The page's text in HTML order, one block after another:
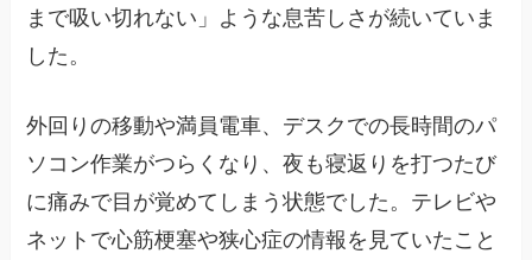
まで吸い切れない」ような息苦しさが続いていま
した。
外回りの移動や満員電車、デスクでの長時間のパ
ソコン作業がつらくなり、夜も寝返りを打つたび
に痛みで目が覚めてしまう状態でした。テレビや
ネットで心筋梗塞や狭心症の情報を見ていたこと